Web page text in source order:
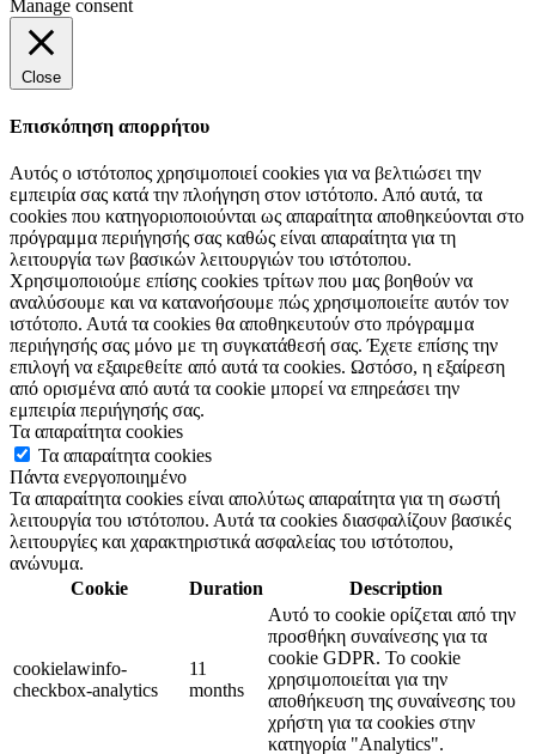
Manage consent
Close
Επισκόπηση απορρήτου
Αυτός ο ιστότοπος χρησιμοποιεί cookies για να βελτιώσει την
εμπειρία σας κατά την πλοήγηση στον ιστότοπο. Από αυτά, τα
cookies που κατηγοριοποιούνται ως απαραίτητα αποθηκεύονται στο
πρόγραμμα περιήγησής σας καθώς είναι απαραίτητα για τη
λειτουργία των βασικών λειτουργιών του ιστότοπου.
Χρησιμοποιούμε επίσης cookies τρίτων που μας βοηθούν να
αναλύσουμε και να κατανοήσουμε πώς χρησιμοποιείτε αυτόν τον
ιστότοπο. Αυτά τα cookies θα αποθηκευτούν στο πρόγραμμα
περιήγησής σας μόνο με τη συγκατάθεσή σας. Έχετε επίσης την
επιλογή να εξαιρεθείτε από αυτά τα cookies. Ωστόσο, η εξαίρεση
από ορισμένα από αυτά τα cookie μπορεί να επηρεάσει την
εμπειρία περιήγησής σας.
Τα απαραίτητα cookies
Τα απαραίτητα cookies
Πάντα ενεργοποιημένο
Τα απαραίτητα cookies είναι απολύτως απαραίτητα για τη σωστή
λειτουργία του ιστότοπου. Αυτά τα cookies διασφαλίζουν βασικές
λειτουργίες και χαρακτηριστικά ασφαλείας του ιστότοπου,
ανώνυμα.
Cookie
Duration Description
cookielawinfo-
checkbox-analytics
11
months
Αυτό το cookie ορίζεται από την
προσθήκη συναίνεσης για τα
cookie GDPR. Το cookie
χρησιμοποιείται για την
αποθήκευση της συναίνεσης του
χρήστη για τα cookies στην
κατηγορία "Analytics".